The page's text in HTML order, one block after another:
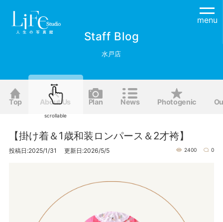
menu
Staff Blog
水戸店
Top About Us Plan News Photogenic
【掛け着＆1歳和装ロンパース＆2才袴】
投稿日:2025/1/31 更新日:2026/5/5 2400 0